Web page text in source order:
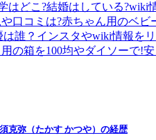
はどこ?結婚はしている?wiki
口コミは?赤ちゃん用のベビ
誰？インスタやwiki情報をリ
の箱を100均やダイソーで!
弥（たかす かつや）の経歴